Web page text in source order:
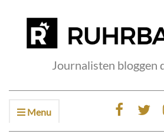
Journalisten bloggen
Menu